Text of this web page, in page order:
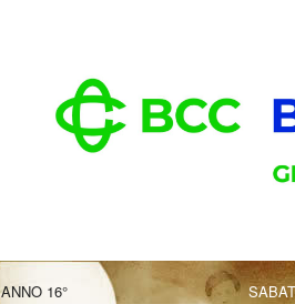
ANNO 16°